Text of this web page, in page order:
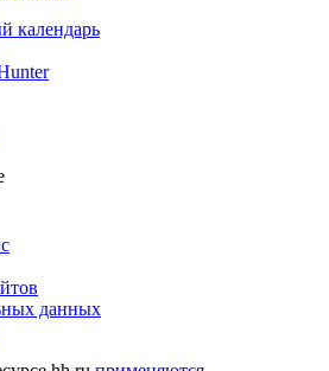
календарь
данных